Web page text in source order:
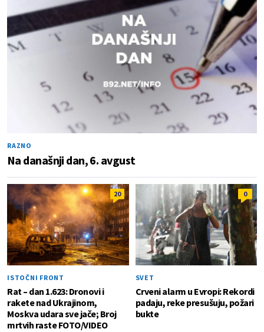
RAZNO
Na današnji dan, 6. avgust
20
ISTOČNI FRONT
Rat – dan 1.623: Dronovi i
rakete nad Ukrajinom,
Moskva udara sve jače; Broj
mrtvih raste FOTO/VIDEO
0
SVET
Crveni alarm u Evropi: Rekordi
padaju, reke presušuju, požari
bukte